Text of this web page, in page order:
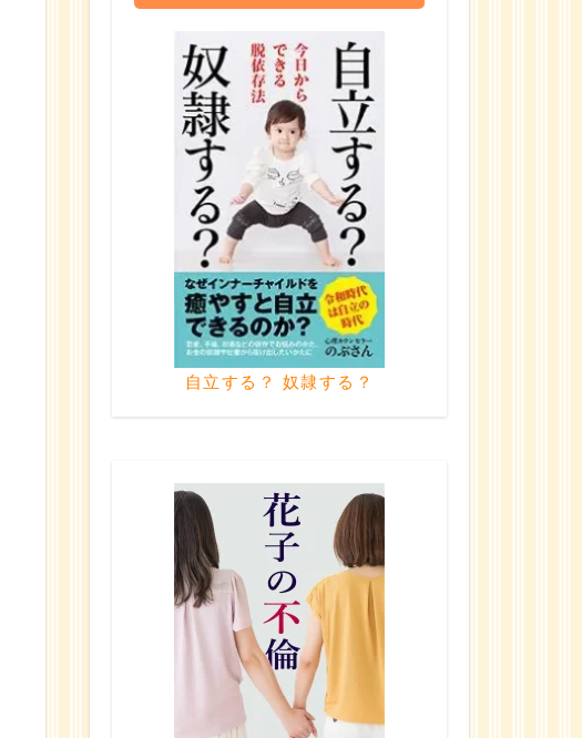
自立する？ 奴隷する？